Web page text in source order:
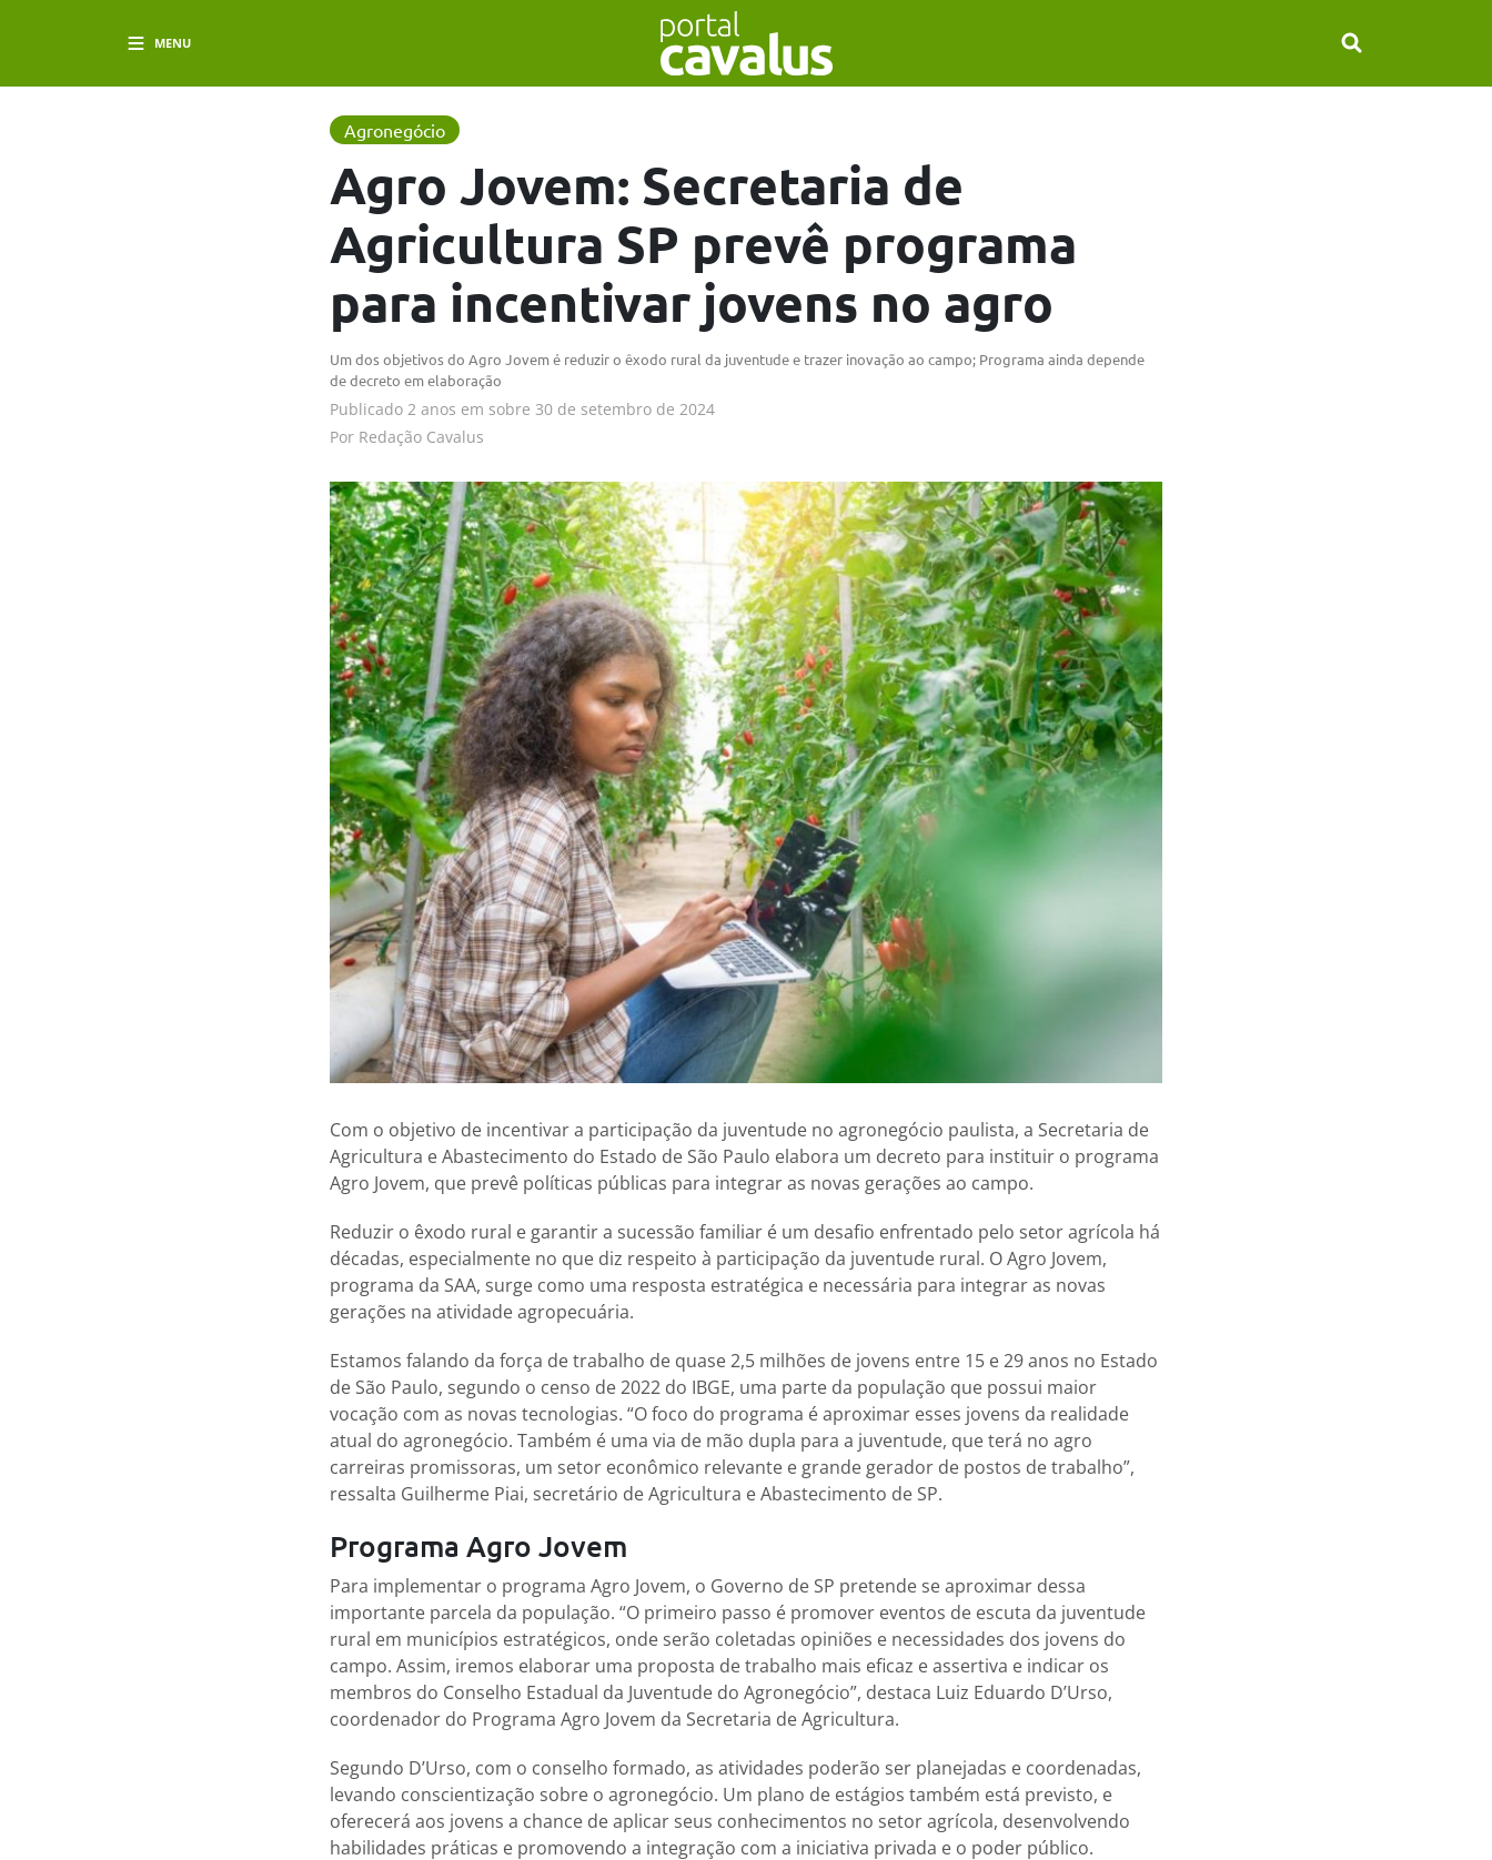
MENU
Agronegócio
Agro Jovem: Secretaria de
Agricultura SP prevê programa
para incentivar jovens no agro
Um dos objetivos do Agro Jovem é reduzir o êxodo rural da juventude e trazer inovação ao campo; Programa ainda depende
de decreto em elaboração
Publicado 2 anos em sobre 30 de setembro de 2024
Por Redação Cavalus
Com o objetivo de incentivar a participação da juventude no agronegócio paulista, a Secretaria de
Agricultura e Abastecimento do Estado de São Paulo elabora um decreto para instituir o programa
Agro Jovem, que prevê políticas públicas para integrar as novas gerações ao campo.
Reduzir o êxodo rural e garantir a sucessão familiar é um desafio enfrentado pelo setor agrícola há
décadas, especialmente no que diz respeito à participação da juventude rural. O Agro Jovem,
programa da SAA, surge como uma resposta estratégica e necessária para integrar as novas
gerações na atividade agropecuária.
Estamos falando da força de trabalho de quase 2,5 milhões de jovens entre 15 e 29 anos no Estado
de São Paulo, segundo o censo de 2022 do IBGE, uma parte da população que possui maior
vocação com as novas tecnologias. “O foco do programa é aproximar esses jovens da realidade
atual do agronegócio. Também é uma via de mão dupla para a juventude, que terá no agro
carreiras promissoras, um setor econômico relevante e grande gerador de postos de trabalho”,
ressalta Guilherme Piai, secretário de Agricultura e Abastecimento de SP.
Programa Agro Jovem
Para implementar o programa Agro Jovem, o Governo de SP pretende se aproximar dessa
importante parcela da população. “O primeiro passo é promover eventos de escuta da juventude
rural em municípios estratégicos, onde serão coletadas opiniões e necessidades dos jovens do
campo. Assim, iremos elaborar uma proposta de trabalho mais eficaz e assertiva e indicar os
membros do Conselho Estadual da Juventude do Agronegócio”, destaca Luiz Eduardo D’Urso,
coordenador do Programa Agro Jovem da Secretaria de Agricultura.
Segundo D’Urso, com o conselho formado, as atividades poderão ser planejadas e coordenadas,
levando conscientização sobre o agronegócio. Um plano de estágios também está previsto, e
oferecerá aos jovens a chance de aplicar seus conhecimentos no setor agrícola, desenvolvendo
habilidades práticas e promovendo a integração com a iniciativa privada e o poder público.